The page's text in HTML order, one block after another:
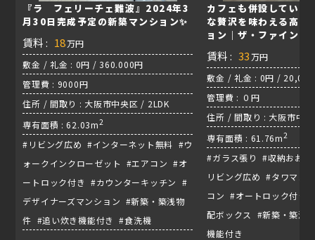
『ラ フェリーチェ難波』2024年3
月30日完成予定の新築マンション✨
賃料 : 18万円
敷金 / 礼金 : 0円 / 360.000円
管理費 : 9000円
住所 / 間取り : 大阪市中央区 / 2LDK
専有面積 : 62.03m2
#リビング広め #インターネット無料 #ウ
ォークインクローゼット #エアコン #オ
ートロック付き #カウンターキッチン #
デザイナーズマンション #新築・築浅物
件 #追い炊き機能付き #食洗機
カフェも併設している
な贅沢を味わえる高級
ョン｜ザ・ファインタ
賃料 : 33 万円
敷金 / 礼金 : 0円 /
管理費 : ０円
住所 / 間取り : 大阪市中
/ 地下鉄谷町線『谷町4丁
専有面積 : 61.76m2
#ガラス張り #収納おお
リビング広め #タワマン
コン #オートロック付き
配ボックス #新築・築浅
機能付き